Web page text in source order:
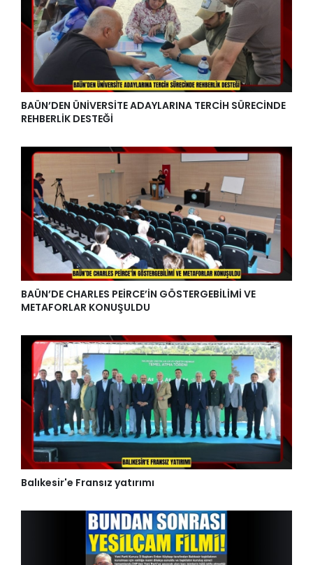
BAÜN’DEN ÜNİVERSİTE ADAYLARINA TERCİH SÜRECİNDE
REHBERLİK DESTEĞİ
BAÜN’DE CHARLES PEİRCE’İN GÖSTERGEBİLİMİ VE
METAFORLAR KONUŞULDU
Balıkesir'e Fransız yatırımı